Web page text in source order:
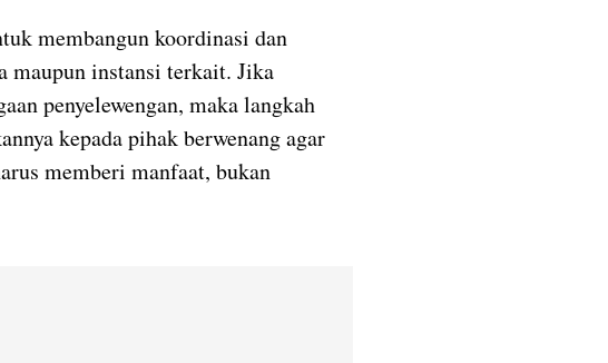
membangun koordinasi dan
maupun instansi terkait. Jika
penyelewengan, maka langkah
kepada pihak berwenang agar
memberi manfaat, bukan